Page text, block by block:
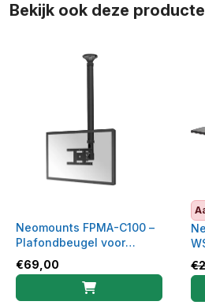
Bekijk ook deze
Neomounts FPMA-C100 –
Plafondbeugel voor
Monitor/TV – 10–30″ –
Zwart
€69,00
€